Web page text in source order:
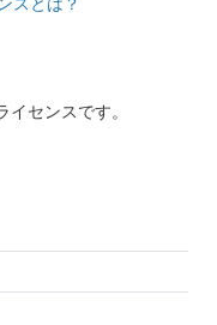
センスです。